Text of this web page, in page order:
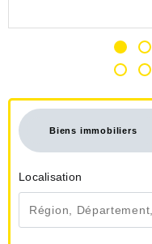
Biens immobiliers
Localisation